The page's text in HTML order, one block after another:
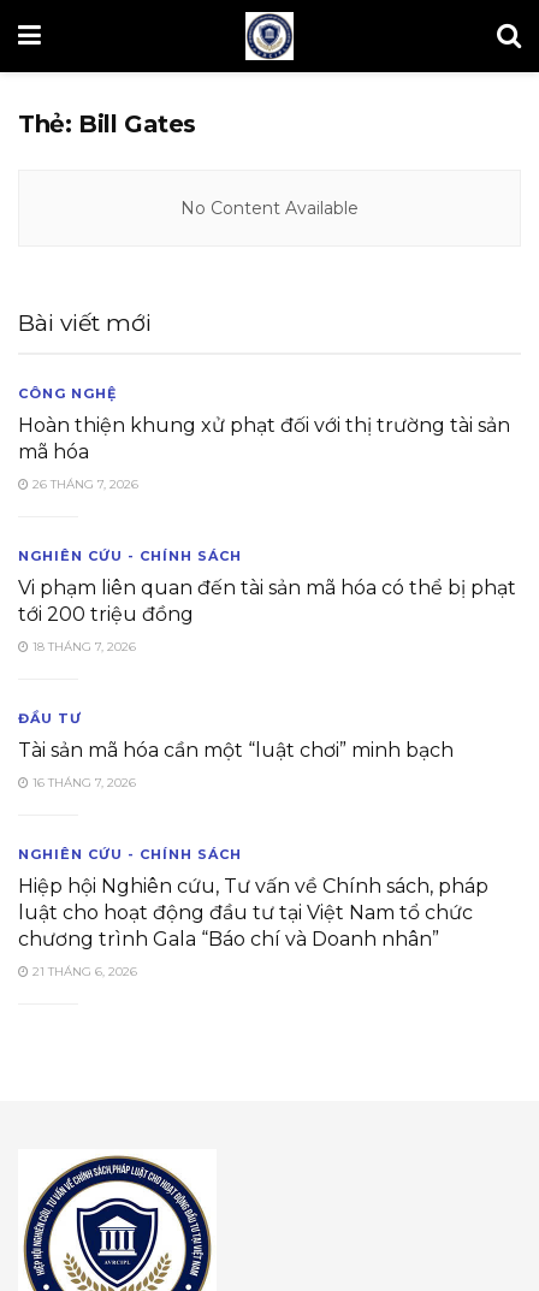
Thẻ: Bill Gates
No Content Available
Bài viết mới
CÔNG NGHỆ
Hoàn thiện khung xử phạt đối với thị trường tài sản
mã hóa
26 THÁNG 7, 2026
NGHIÊN CỨU - CHÍNH SÁCH
Vi phạm liên quan đến tài sản mã hóa có thể bị phạt
tới 200 triệu đồng
18 THÁNG 7, 2026
ĐẦU TƯ
Tài sản mã hóa cần một “luật chơi” minh bạch
16 THÁNG 7, 2026
NGHIÊN CỨU - CHÍNH SÁCH
Hiệp hội Nghiên cứu, Tư vấn về Chính sách, pháp
luật cho hoạt động đầu tư tại Việt Nam tổ chức
chương trình Gala “Báo chí và Doanh nhân”
21 THÁNG 6, 2026